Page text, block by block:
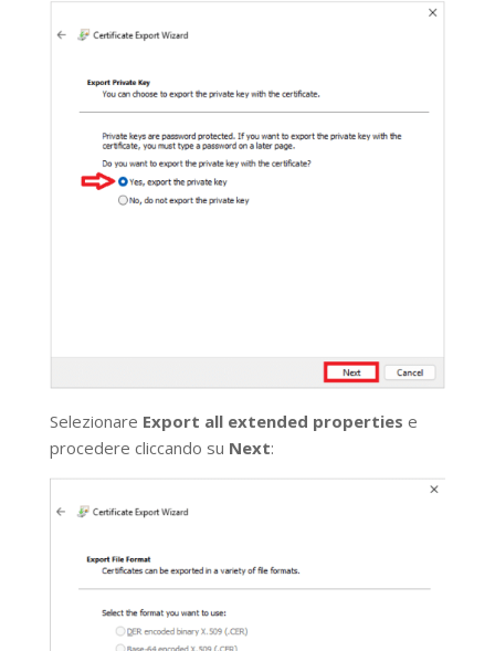
Selezionare Export all extended properties e
procedere cliccando su Next: